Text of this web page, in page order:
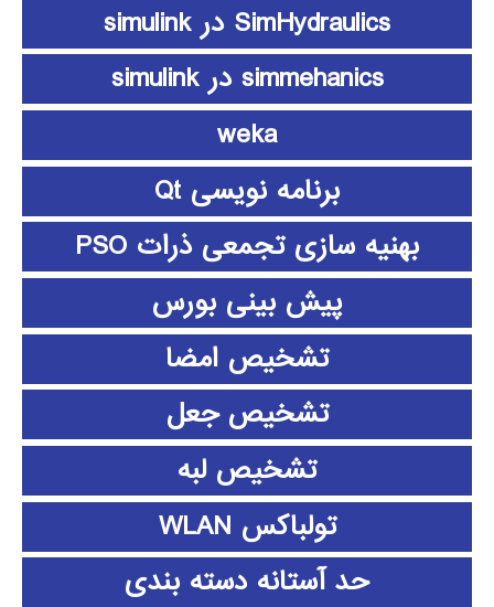
SimHydraulics در simulink
simmehanics در simulink
weka
برنامه نویسی Qt
بهنیه سازی تجمعی ذرات PSO
پیش بینی بورس
تشخیص امضا
تشخیص جعل
تشخیص لبه
تولباکس WLAN
حد آستانه دسته بندی